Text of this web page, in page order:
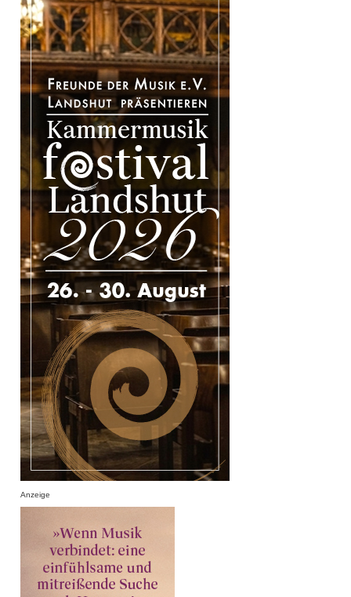
Anzeige